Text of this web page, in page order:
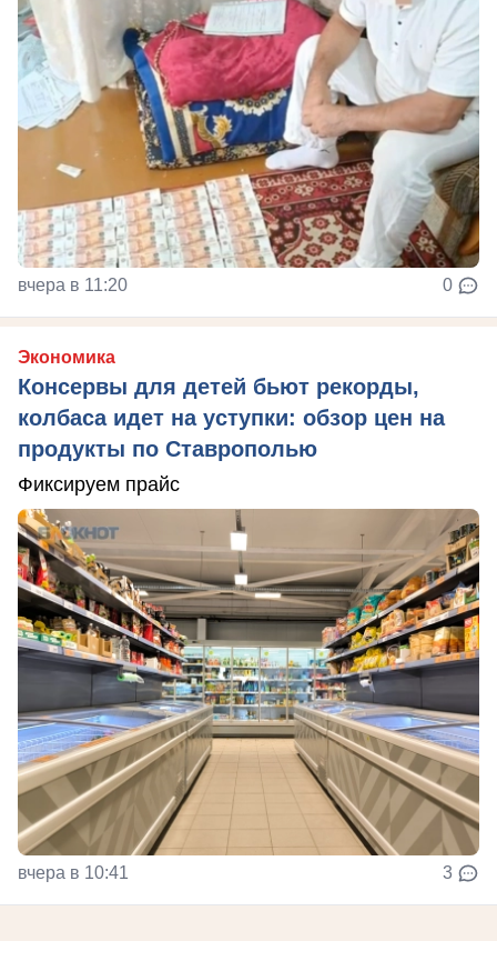
вчера в 11:20 0
Экономика
Консервы для детей бьют рекорды,
колбаса идет на уступки: обзор цен на
продукты по Ставрополью
Фиксируем прайс
вчера в 10:41 3